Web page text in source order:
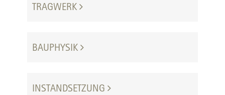
TRAGWERK
BAUPHYSIK
INSTANDSETZUNG